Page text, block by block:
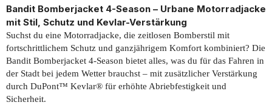
Bandit Bomberjacket 4-Season – Urbane Motorradjacke
mit Stil, Schutz und Kevlar-Verstärkung
Suchst du eine Motorradjacke, die zeitlosen Bomberstil mit
fortschrittlichem Schutz und ganzjährigem Komfort kombiniert? Die
Bandit Bomberjacket 4-Season bietet alles, was du für das Fahren in
der Stadt bei jedem Wetter brauchst – mit zusätzlicher Verstärkung
durch DuPont™ Kevlar® für erhöhte Abriebfestigkeit und
Sicherheit.